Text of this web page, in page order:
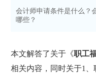
会计师申请条件是什么？
哪些？
本文解答了关于《职工
相关内容，同时关于1